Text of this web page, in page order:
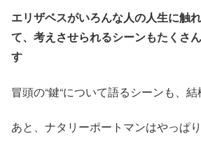
エリザベスがいろんな人の人生に触
て、考えさせられるシーンもたくさ
す
冒頭の“鍵“について語るシーンも、
あと、ナタリーポートマンはやっぱ